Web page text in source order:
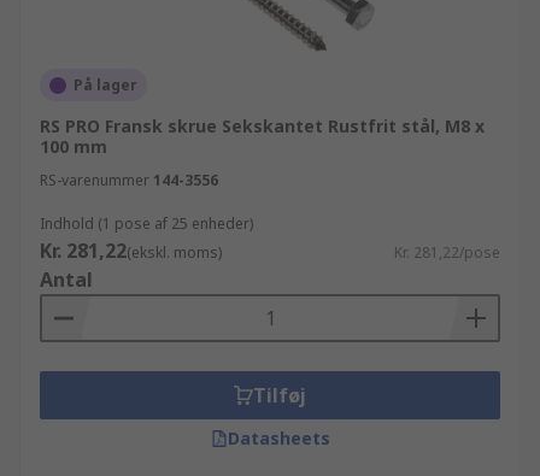
På lager
RS PRO Fransk skrue Sekskantet Rustfrit stål, M8 x
100 mm
RS-varenummer 144-3556
Indhold (1 pose af 25 enheder)
Kr. 281,22(ekskl. moms) Kr. 281,22/pose
Antal
Tilføj
Datasheets